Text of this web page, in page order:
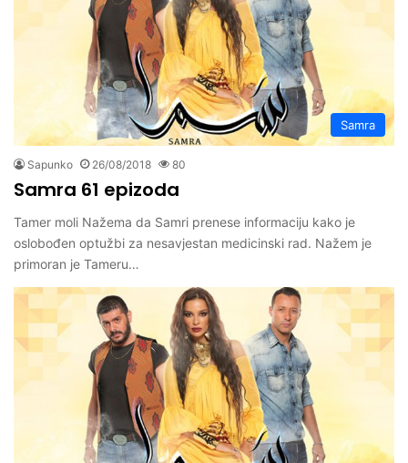
Samra
Sapunko 26/08/2018 80
Samra 61 epizoda
Tamer moli Nažema da Samri prenese informaciju kako je
oslobođen optužbi za nesavjestan medicinski rad. Nažem je
primoran je Tameru…